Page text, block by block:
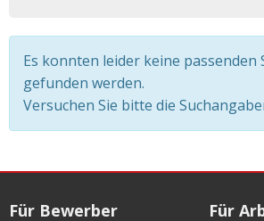
Es konnten leider keine passenden
gefunden werden.
Versuchen Sie bitte die
Für Bewerber Für